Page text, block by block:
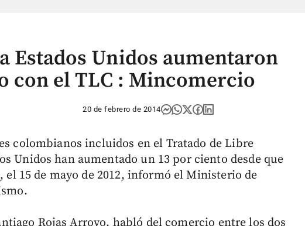
Estados Unidos aumentaron
con el TLC : Mincomercio
20 de febrero de 2014
colombianos incluidos en el Tratado de Libre
Unidos han aumentado un 13 por ciento desde que
el 15 de mayo de 2012, informó el Ministerio de
Rojas Arroyo, habló del comercio entre los dos